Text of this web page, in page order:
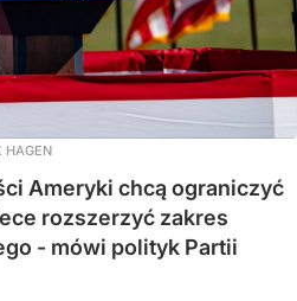
HAGEN
Ameryki chcą ograniczyć
rozszerzyć zakres
- mówi polityk Partii